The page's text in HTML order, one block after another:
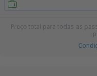
Preço total para todas as